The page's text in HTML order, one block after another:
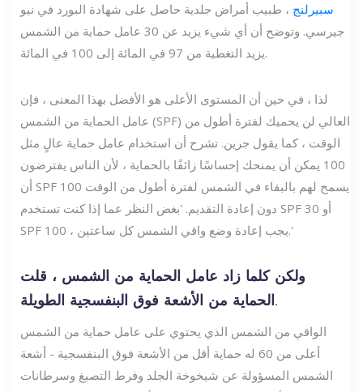
سبيرلنج ، طبيب أمراض جلدية حاصل على شهادة البورد في نيو
جيرسي. وتوضح أن أي شيء يزيد عن 30 عامل حماية من الشمس
يزيد التغطية من 97 في المائة إلى 100 في المائة.
لذا ، في حين أن المستوى الأعلى هو الأفضل بهذا المعنى ، فإن
عامل الحماية من الشمس (SPF) العالي لن يحميك لفترة أطول من
الوقت ، كما يقول جرين. تشرح أن استخدام عامل حماية عالٍ مثل
100 يمكن أن يمنحك إحساسًا زائفًا بالحماية ، لأن الناس يفترضون
أن SPF 100 يسمح لهم بالبقاء في الشمس لفترة أطول من الوقت
دون إعادة التقديم. 'بغض النظر عما إذا كنت تستخدم SPF 30 أو
SPF 100 ، يجب إعادة وضع واقي الشمس كل ساعتين.'
ولكن كلما زاد عامل الحماية من الشمس ، قلت
الحماية من الأشعة فوق البنفسجية الطويلة.
الواقي من الشمس الذي يحتوي على عامل حماية من الشمس
أعلى من 60 له حماية أقل من الأشعة فوق البنفسجية - أشعة
الشمس المسؤولة عن شيخوخة الجلد وفرط التصبغ وسرطانات